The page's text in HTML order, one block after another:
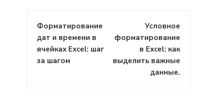
Навигация
по
записям
Форматирование
дат и времени в
ячейках Excel: шаг
за шагом
Условное
форматирование
в Excel: как
выделить важные
данные.